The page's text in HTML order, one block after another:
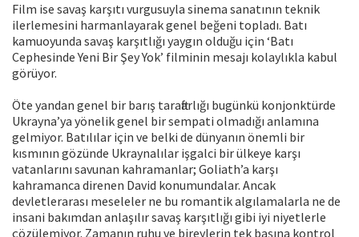
Film ise savaş karşıtı vurgusuyla sinema sanatının teknik
ilerlemesini harmanlayarak genel beğeni topladı. Batı
kamuoyunda savaş karşıtlığı yaygın olduğu için ‘Batı
Cephesinde Yeni Bir Şey Yok’ filminin mesajı kolaylıkla kabul
görüyor.
Öte yandan genel bir barış taraftarlığı bugünkü konjonktürde
Ukrayna’ya yönelik genel bir sempati olmadığı anlamına
gelmiyor. Batılılar için ve belki de dünyanın önemli bir
kısmının gözünde Ukraynalılar işgalci bir ülkeye karşı
vatanlarını savunan kahramanlar; Goliath’a karşı
kahramanca direnen David konumundalar. Ancak
devletlerarası meseleler ne bu romantik algılamalarla ne de
insani bakımdan anlaşılır savaş karşıtlığı gibi iyi niyetlerle
çözülemiyor. Zamanın ruhu ve bireylerin tek başına kontrol